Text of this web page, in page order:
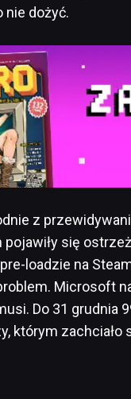
nie dożyć.
z
się
loadzie na
Microsoft
Do 31 grudnia
którym zachciało